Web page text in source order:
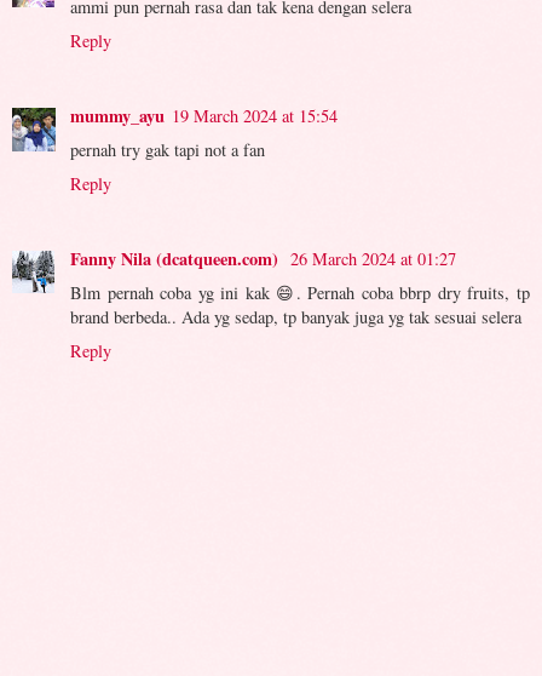
ammi pun pernah rasa dan tak kena dengan selera
Reply
mummy_ayu 19 March 2024 at 15:54
pernah try gak tapi not a fan
Reply
Fanny Nila (dcatqueen.com) 26 March 2024 at 01:27
Blm pernah coba yg ini kak 😄. Pernah coba bbrp dry fruits, tp
brand berbeda.. Ada yg sedap, tp banyak juga yg tak sesuai selera
Reply